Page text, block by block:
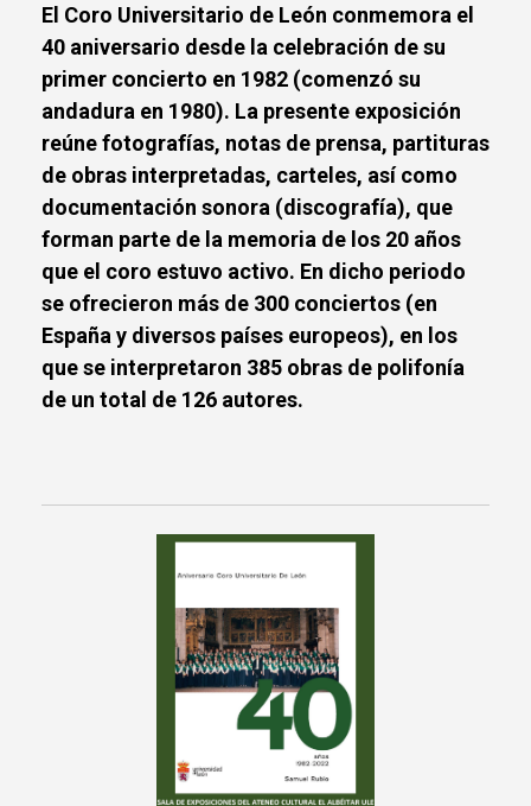
El Coro Universitario de León conmemora el
40 aniversario desde la celebración de su
primer concierto en 1982 (comenzó su
andadura en 1980). La presente exposición
reúne fotografías, notas de prensa, partituras
de obras interpretadas, carteles, así como
documentación sonora (discografía), que
forman parte de la memoria de los 20 años
que el coro estuvo activo. En dicho periodo
se ofrecieron más de 300 conciertos (en
España y diversos países europeos), en los
que se interpretaron 385 obras de polifonía
de un total de 126 autores.